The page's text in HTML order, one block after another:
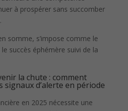
à prospérer sans succomber
somme, s’impose comme le
succès éphémère suivi de la
la chute : comment
d’alerte en période
en 2025 nécessite une